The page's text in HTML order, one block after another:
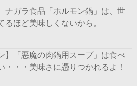
ナガラ食品「ホルモン鍋」は、世
るほど美味しくないから。
】「悪魔の肉鍋用スープ」は食べ
・・・美味さに憑りつかれるよ！